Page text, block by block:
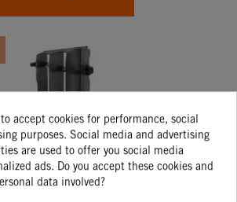
accept cookies for performance, social
purposes. Social media and advertising
are used to offer you social media
ads. Do you accept these cookies and
data involved?